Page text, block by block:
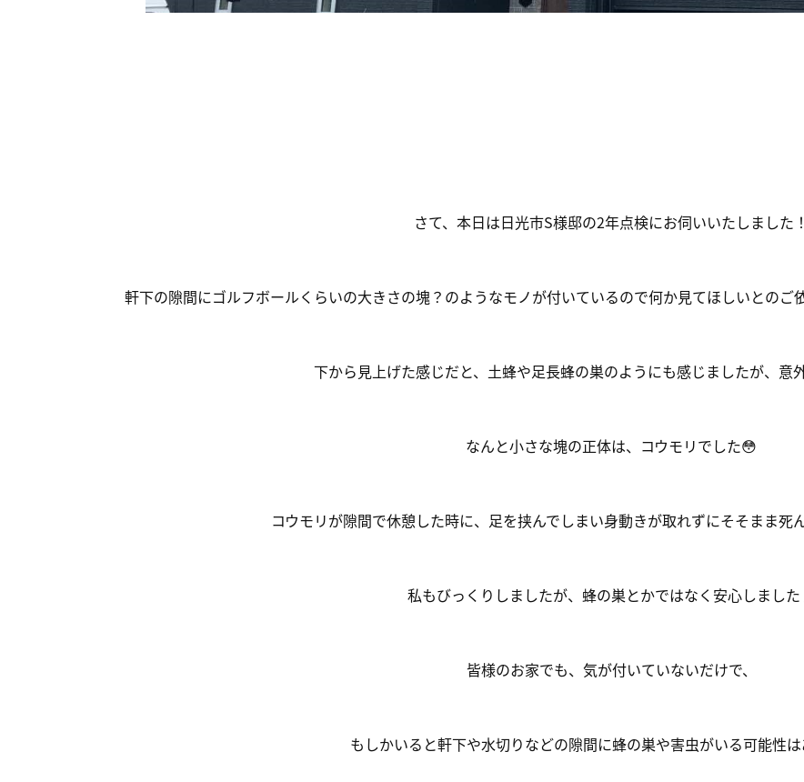
さて、本日は日光市S様邸の2年点検にお伺いいたしました！
軒下の隙間にゴルフボールくらいの大きさの塊？のようなモノが付いているので何か見てほしいとのご
下から見上げた感じだと、土蜂や足長蜂の巣のようにも感じましたが、意
なんと小さな塊の正体は、コウモリでした😳
コウモリが隙間で休憩した時に、足を挟んでしまい身動きが取れずにそそまま死
私もびっくりしましたが、蜂の巣とかではなく安心しまし
皆様のお家でも、気が付いていないだけで、
もしかいると軒下や水切りなどの隙間に蜂の巣や害虫がいる可能性は